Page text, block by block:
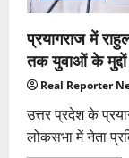
जोड़ी
में
प्रयागराज में
तक युवाओं के मुद्दों
Real Reporter
उत्तर प्रदेश के
लोकसभा में नेता